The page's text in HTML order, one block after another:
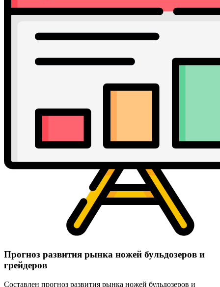
Прогноз развития рынка ножей бульдозеров и
грейдеров
Составлен прогноз развития рынка ножей бульдозеров и